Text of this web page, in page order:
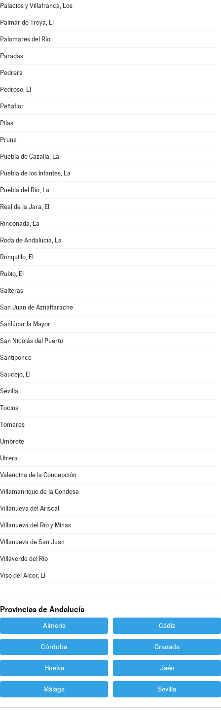
Palacios y Villafranca, Los
Palmar de Troya, El
Palomares del Río
Paradas
Pedrera
Pedroso, El
Peñaflor
Pilas
Pruna
Puebla de Cazalla, La
Puebla de los Infantes, La
Puebla del Río, La
Real de la Jara, El
Rinconada, La
Roda de Andalucía, La
Ronquillo, El
Rubio, El
Salteras
San Juan de Aznalfarache
Sanlúcar la Mayor
San Nicolás del Puerto
Santiponce
Saucejo, El
Sevilla
Tocina
Tomares
Umbrete
Utrera
Valencina de la Concepción
Villamanrique de la Condesa
Villanueva del Ariscal
Villanueva del Río y Minas
Villanueva de San Juan
Villaverde del Río
Viso del Alcor, El
Provincias de Andalucía
Almería Cádiz
Córdoba Granada
Huelva Jaén
Málaga Sevilla